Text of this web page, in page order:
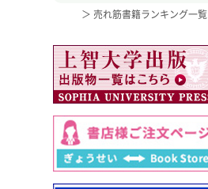
＞ 売れ筋書籍ランキング一覧